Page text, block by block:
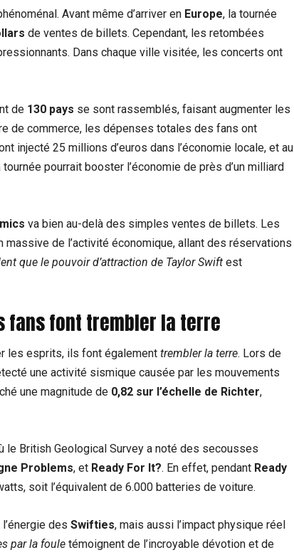
Avant même d’arriver en Europe, la tournée
de ventes de billets. Cependant, les retombées
Dans chaque ville visitée, les concerts ont
de 130 pays se sont rassemblés, faisant augmenter les
de commerce, les dépenses totales des fans ont
injecté 25 millions d’euros dans l’économie locale, et au
pourrait booster l’économie de près d’un milliard
va bien au-delà des simples ventes de billets. Les
de l’activité économique, allant des réservations
que le pouvoir d’attraction de Taylor Swift est
fans font trembler la terre
les esprits, ils font également trembler la terre. Lors de
une activité sismique causée par les mouvements
une magnitude de 0,82 sur l’échelle de Richter,
le British Geological Survey a noté des secousses
Problems, et Ready For It?. En effet, pendant Ready
soit l’équivalent de 6.000 batteries de voiture.
des Swifties, mais aussi l’impact physique réel
par la foule témoignent de l’incroyable dévotion et de